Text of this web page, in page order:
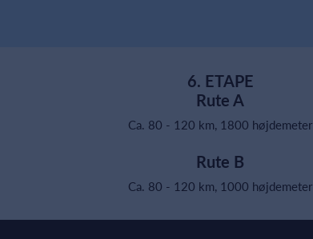
6. ETAPE
Rute A
Ca. 80 - 120 km, 1800 højdemeter
Rute B
Ca. 80 - 120 km, 1000 højdemeter